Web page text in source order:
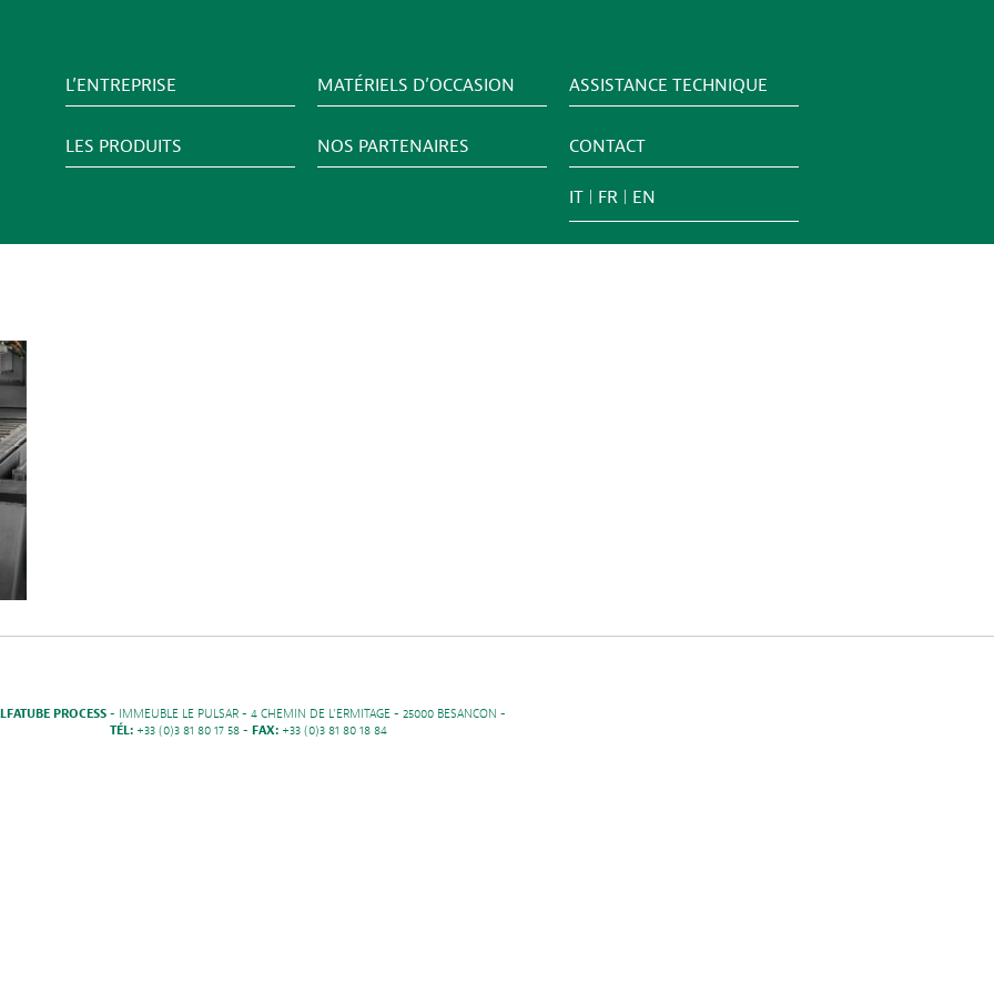
L’ENTREPRISE MATÉRIELS D’OCCASION ASSISTANCE TECHNIQUE
LES PRODUITS NOS PARTENAIRES CONTACT
IT FR EN
PROCESS- IMMEUBLE LE PULSAR - 4 CHEMIN DE L'ERMITAGE - 25000 BESANCON -
TÉL: +33 (0)3 81 80 17 58 - FAX: +33 (0)3 81 80 18 84